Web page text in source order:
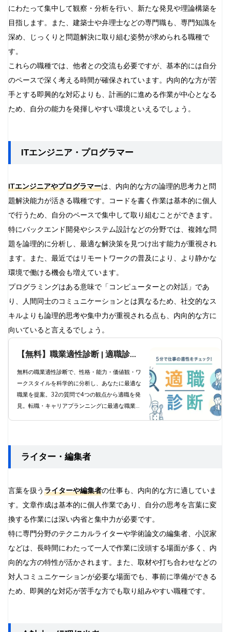
にわたって集中して観察・分析を行い、新たな発見や理論構築を
目指します。また、建築士や弁理士などの専門職も、専門知識を
深め、じっくりと問題解決に取り組む姿勢が求められる職種で
す。
これらの職種では、他者との交流も必要ですが、基本的には自分
のペースで深く考える時間が確保されています。内向的な方が苦
手とする即興的な対応よりも、計画的に進める作業が中心となる
ため、自分の能力を発揮しやすい環境といえるでしょう。
ITエンジニア・プログラマー
ITエンジニアやプログラマーは、内向的な方の論理的思考力と問
題解決能力が活きる職種です。コードを書く作業は基本的に個人
で行うため、自分のペースで集中して取り組むことができます。
特にバックエンド開発やシステム設計などの分野では、複雑な問
題を論理的に分析し、最適な解決策を見つけ出す能力が重視され
ます。また、最近ではリモートワークの普及により、より静かな
環境で働ける機会も増えています。
プログラミングはある意味で「コンピューターとの対話」であ
り、人間同士のコミュニケーションとは異なるため、社交的なス
キルよりも論理的思考や集中力が重視される点も、内向的な方に
向いていると言えるでしょう。
【無料】職業適性診断 | 適職診断
で科学的分析と職業提案
無料の職業適性診断で、性格・能力・価値観・ワ
ークスタイルを科学的に分析し、あなたに最適な
職業を提案。32の質問で4つの観点から適職を発
見。転職・キャリアプランニングに最適な職業診
ライター・編集者
言葉を扱うライターや編集者の仕事も、内向的な方に適していま
す。文章作成は基本的に個人作業であり、自分の思考を言葉に変
換する作業には深い内省と集中力が必要です。
特に専門分野のテクニカルライターや学術論文の編集者、小説家
などは、長時間にわたって一人で作業に没頭する場面が多く、内
向的な方の特性が活かされます。また、取材や打ち合わせなどの
対人コミュニケーションが必要な場面でも、事前に準備ができる
ため、即興的な対応が苦手な方でも取り組みやすい職種です。